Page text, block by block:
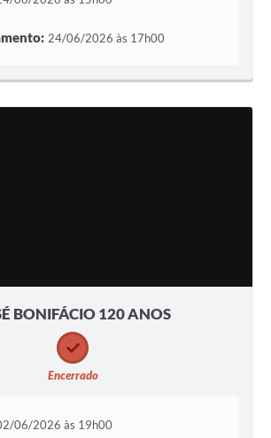
24/06/2026 às 17h00
BONIFÁCIO 120 ANOS
Encerrado
06/2026 às 19h00